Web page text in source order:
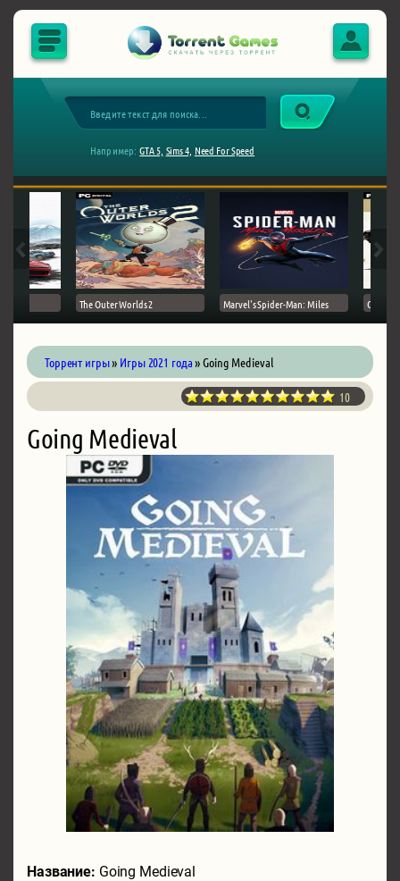
Например: GTA 5, Sims 4, Need For Speed
The Outer Worlds 2 Marvel's Spider-Man: Miles Ghost
Торрент игры» Игры 2021 года» Going Medieval
10
Going Medieval
Название: Going Medieval